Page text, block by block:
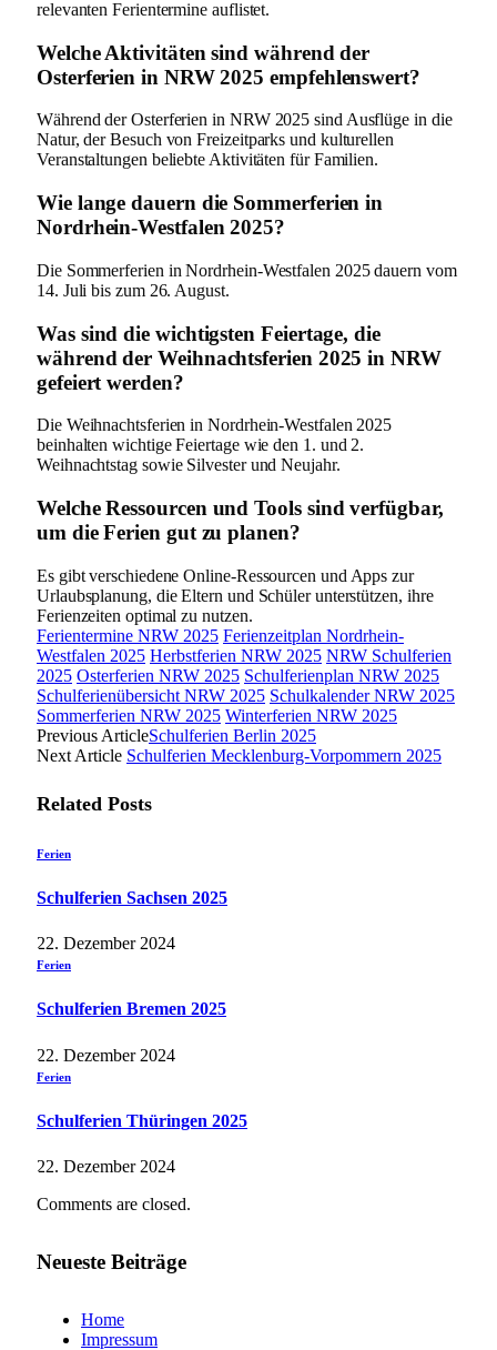
relevanten Ferientermine auflistet.
Welche Aktivitäten sind während der
Osterferien in NRW 2025 empfehlenswert?
Während der Osterferien in NRW 2025 sind Ausflüge in die
Natur, der Besuch von Freizeitparks und kulturellen
Veranstaltungen beliebte Aktivitäten für Familien.
Wie lange dauern die Sommerferien in
Nordrhein-Westfalen 2025?
Die Sommerferien in Nordrhein-Westfalen 2025 dauern vom
14. Juli bis zum 26. August.
Was sind die wichtigsten Feiertage, die
während der Weihnachtsferien 2025 in NRW
gefeiert werden?
Die Weihnachtsferien in Nordrhein-Westfalen 2025
beinhalten wichtige Feiertage wie den 1. und 2.
Weihnachtstag sowie Silvester und Neujahr.
Welche Ressourcen und Tools sind verfügbar,
um die Ferien gut zu planen?
Es gibt verschiedene Online-Ressourcen und Apps zur
Urlaubsplanung, die Eltern und Schüler unterstützen, ihre
Ferienzeiten optimal zu nutzen.
Ferientermine NRW 2025 Ferienzeitplan Nordrhein-
Westfalen 2025 Herbstferien NRW 2025 NRW Schulferien
2025 Osterferien NRW 2025 Schulferienplan NRW 2025
Schulferienübersicht NRW 2025 Schulkalender NRW 2025
Sommerferien NRW 2025 Winterferien NRW 2025
Previous ArticleSchulferien Berlin 2025
Next Article Schulferien Mecklenburg-Vorpommern 2025
Related Posts
Ferien
Schulferien Sachsen 2025
22. Dezember 2024
Ferien
Schulferien Bremen 2025
22. Dezember 2024
Ferien
Schulferien Thüringen 2025
22. Dezember 2024
Comments are closed.
Neueste Beiträge
Home
Impressum